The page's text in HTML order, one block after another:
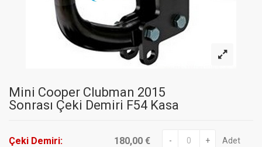
Mini Cooper Clubman 2015
Sonrası Çeki Demiri F54 Kasa
Çeki Demiri: 180,00 € - + Adet